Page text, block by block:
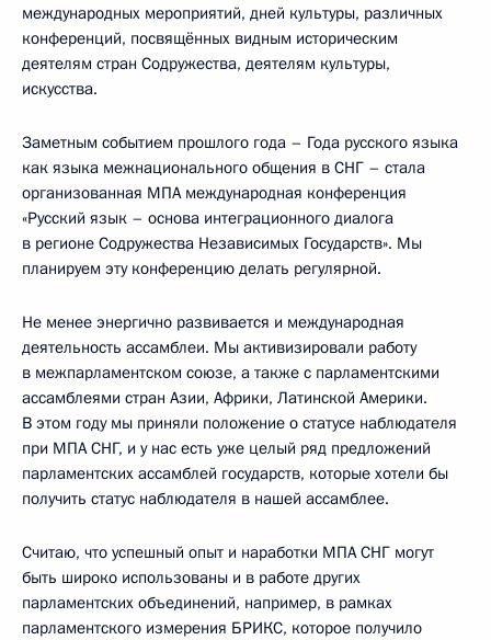
международных мероприятий, дней культуры, различных
конференций, посвящённых видным историческим
деятелям стран Содружества, деятелям культуры,
искусства.
Заметным событием прошлого года – Года русского языка
как языка межнационального общения в СНГ – стала
организованная МПА международная конференция
«Русский язык – основа интеграционного диалога
в регионе Содружества Независимых Государств». Мы
планируем эту конференцию делать регулярной.
Не менее энергично развивается и международная
деятельность ассамблеи. Мы активизировали работу
в межпарламентском союзе, а также с парламентскими
ассамблеями стран Азии, Африки, Латинской Америки.
В этом году мы приняли положение о статусе наблюдателя
при МПА СНГ, и у нас есть уже целый ряд предложений
парламентских ассамблей государств, которые хотели бы
получить статус наблюдателя в нашей ассамблее.
Считаю, что успешный опыт и наработки МПА СНГ могут
быть широко использованы и в работе других
парламентских объединений, например, в рамках
парламентского измерения БРИКС, которое получило